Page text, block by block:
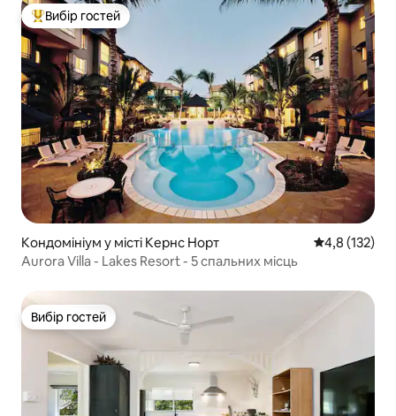
Топ вибір гостей
Вибір гостей
Кондомініум у місті Кернс Норт Середня
4,8 (132)
Aurora Villa - Lakes Resort - 5 спальних місць
Вибір гостей
Вибір гостей